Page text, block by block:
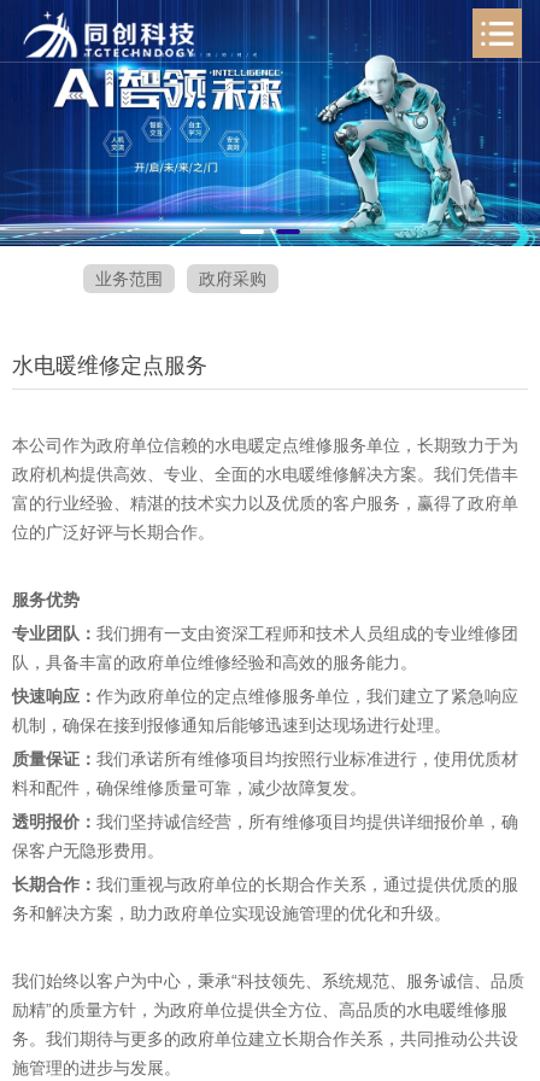
业务范围 政府采购
水电暖维修定点服务
本公司作为政府单位信赖的水电暖定点维修服务单位，长期致力于为
政府机构提供高效、专业、全面的水电暖维修解决方案。我们凭借丰
富的行业经验、精湛的技术实力以及优质的客户服务，赢得了政府单
位的广泛好评与长期合作。
服务优势
专业团队： 我们拥有一支由资深工程师和技术人员组成的专业维修团
队，具备丰富的政府单位维修经验和高效的服务能力。
快速响应： 作为政府单位的定点维修服务单位，我们建立了紧急响应
机制，确保在接到报修通知后能够迅速到达现场进行处理。
质量保证： 我们承诺所有维修项目均按照行业标准进行，使用优质材
料和配件，确保维修质量可靠，减少故障复发。
透明报价： 我们坚持诚信经营，所有维修项目均提供详细报价单，确
保客户无隐形费用。
长期合作： 我们重视与政府单位的长期合作关系，通过提供优质的服
务和解决方案，助力政府单位实现设施管理的优化和升级。
我们始终以客户为中心，秉承“科技领先、系统规范、服务诚信、品质
励精”的质量方针，为政府单位提供全方位、高品质的水电暖维修服
务。我们期待与更多的政府单位建立长期合作关系，共同推动公共设
施管理的进步与发展。